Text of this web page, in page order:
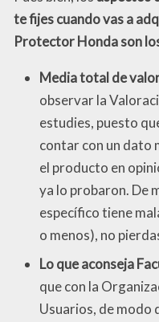
te fijes cuando vas a
Protector Honda son
Media total de
observar la
estudies, puesto
contar con un dato
el producto en
ya lo probaron. De
específico tiene
o menos), no
Lo que aconseja
que con la
Usuarios, de modo